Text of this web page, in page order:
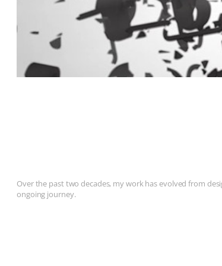
Over the past two decades, my work has evolved from
ongoing journey.